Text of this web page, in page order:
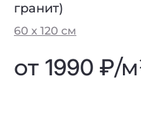
гранит)
60 х 120 см
от 1990 ₽/